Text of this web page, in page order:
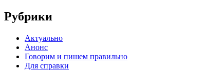
Рубрики
Актуально
Анонс
Говорим и пишем правильно
Для справки